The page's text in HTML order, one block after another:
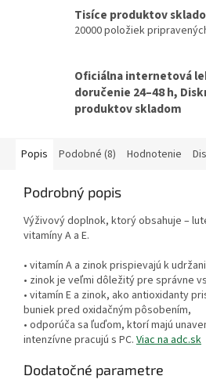
Tisíce produktov
20000 položiek
Oficiálna internetová
doručenie 24–48 h,
produktov skladom
Popis Podobné (8) Hodnotenie
Podrobný popis
Výživový doplnok, ktorý obsahuje –
vitamíny A a E.
• vitamín A a zinok prispievajú k
• zinok je veľmi dôležitý pre správne
• vitamín E a zinok, ako antioxidanty
buniek pred oxidačným pôsobením,
• odporúča sa ľuďom, ktorí majú
intenzívne pracujú s PC. Viac na adc.sk
Dodatočné parametre